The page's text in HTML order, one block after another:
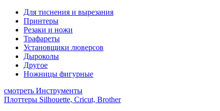
Для тиснения и вырезания
Принтеры
Резаки и ножи
Трафареты
Установщики люверсов
Дыроколы
Другое
Ножницы фигурные
смотреть Инструменты
Плоттеры Silhouette, Cricut, Brother